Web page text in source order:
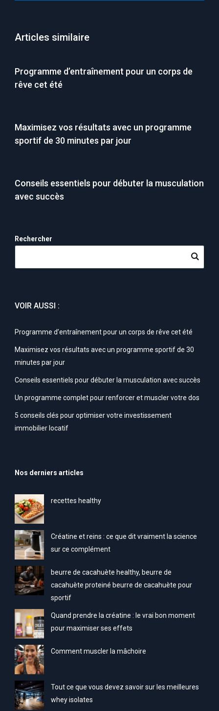
Articles similaire
Programme d’entraînement pour un corps de
rêve cet été
Maximisez vos résultats avec un programme
sportif de 30 minutes par jour
Conseils essentiels pour débuter la musculation
avec succès
Rechercher
VOIR AUSSI :
Programme d’entraînement pour un corps de rêve cet été
Maximisez vos résultats avec un programme sportif de 30
minutes par jour
Conseils essentiels pour débuter la musculation avec succès
Un programme complet pour renforcer et muscler votre dos
5 conseils clés pour optimiser votre investissement
immobilier locatif
Nos derniers articles
recettes healthy
Créatine et reins : ce que dit vraiment la science
sur ce complément
beurre de cacahuète healthy, beurre de
cacahuète proteiné beurre de cacahuète pour
sportif
Quand prendre la créatine : le vrai bon moment
pour maximiser ses effets
Comment muscler la mâchoire
Tout ce que vous devez savoir sur les meilleures
whey isolates